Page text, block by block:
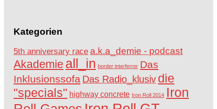
Kategorien
5th anniversary race a.k.a_demie - podcast
Akademie all_in border interferrer Das
Inklusionssofa Das Radio_klusiv die
"specials" highway concrete Iron Roll 2014 Iron